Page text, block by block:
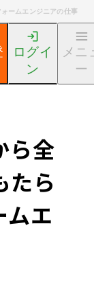
ームエンジニアの仕事
ログイ
ン
メニ
ー
活ノウハウ記事
ら全
たら
ムエ